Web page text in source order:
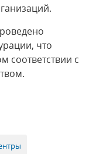
что
соответствии с